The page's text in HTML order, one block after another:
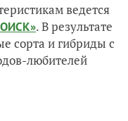
ведется
. В результате
сорта и гибриды с
любителей